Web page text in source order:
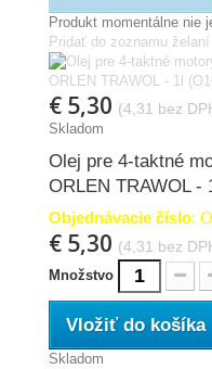
Produkt momentálne nie
Pridať do zoznamu želaní
€ 5,30 (4,31 bez
Skladom
Olej pre 4-taktné
ORLEN TRAWOL -
Objednávacie číslo:
€ 5,30 (4,31 bez
Množstvo
Vložiť do košíka
Skladom